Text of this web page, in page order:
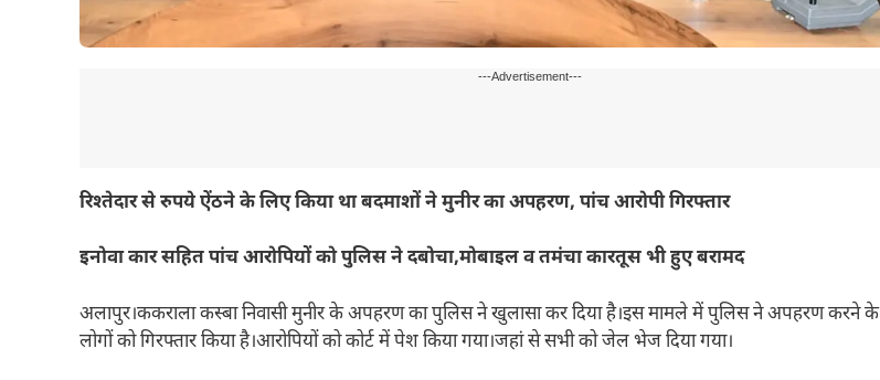
---Advertisement---
रिश्तेदार से रुपये ऐंठने के लिए किया था बदमाशों ने मुनीर का अपहरण, पांच आरोपी गिरफ्तार
इनोवा कार सहित पांच आरोपियों को पुलिस ने दबोचा,मोबाइल व तमंचा कारतूस भी हुए बरामद
अलापुर।ककराला कस्बा निवासी मुनीर के अपहरण का पुलिस ने खुलासा कर दिया है।इस मामले में पुलिस ने अपहरण करने
लोगों को गिरफ्तार किया है।आरोपियों को कोर्ट में पेश किया गया।जहां से सभी को जेल भेज दिया गया।